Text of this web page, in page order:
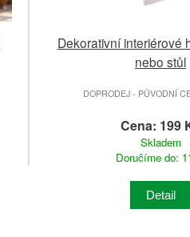
Dekorativní interiérové
nebo stůl
DOPRODEJ - PŮVODNÍ
Cena: 199
Skladem
Doručíme do:
Detail